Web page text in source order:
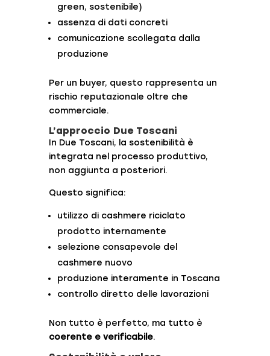
green, sostenibile)
assenza di dati concreti
comunicazione scollegata dalla
produzione
Per un buyer, questo rappresenta un
rischio reputazionale oltre che
commerciale.
L’approccio Due Toscani
In Due Toscani, la sostenibilità è
integrata nel processo produttivo,
non aggiunta a posteriori.
Questo significa:
utilizzo di cashmere riciclato
prodotto internamente
selezione consapevole del
cashmere nuovo
produzione interamente in Toscana
controllo diretto delle lavorazioni
Non tutto è perfetto, ma tutto è
coerente e verificabile.